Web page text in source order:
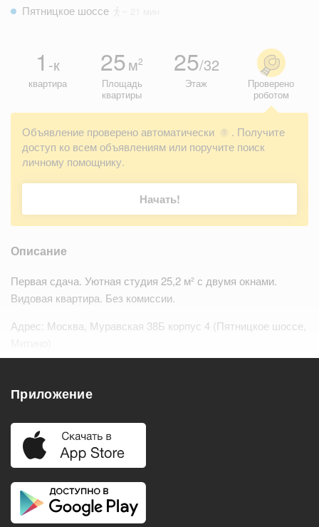
Пятницкое шоссе
1 -к
квартира
25м2
Площадь
квартиры
25/32
Этаж
Проверено
роботом
Объявление проверено автоматически ?
. Получите
доступ ко всем объявлениям или поручите поиск
личному помощнику.
Начать!
Описание
Первая сдача. Уютная студия 25,2 м² с двумя окнами.
Видовая квартира. Без комиссии.
Адрес: Москва, Муравская 38Б корпус 4 (Пятницкое шоссе,
Балкон
Холодильник
Телевизор
Кондиционер
Приложение